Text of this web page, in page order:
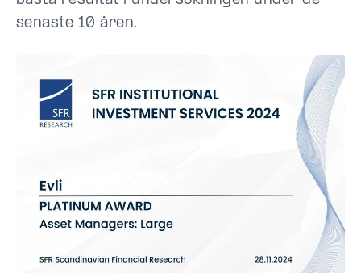
senaste 10 åren.